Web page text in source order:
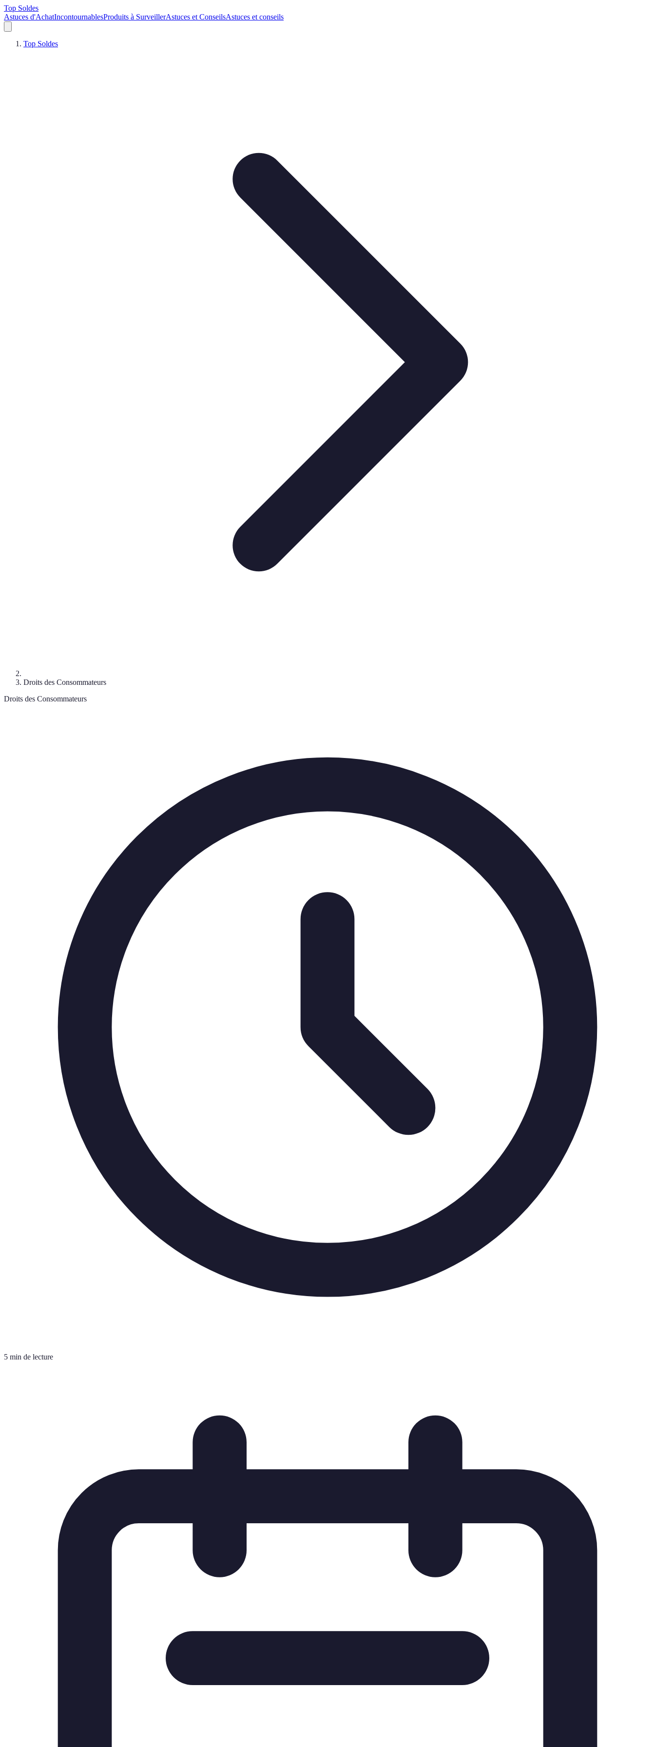
Top Soldes
Astuces d'AchatIncontournablesProduits à SurveillerAstuces et ConseilsAstuces et conseils
Top Soldes
Droits des Consommateurs
Droits des Consommateurs
5 min de lecture